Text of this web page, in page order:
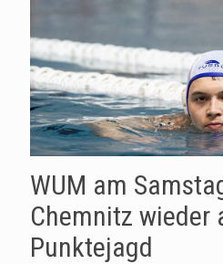
WUM am
Chemnitz wieder
Punktejagd